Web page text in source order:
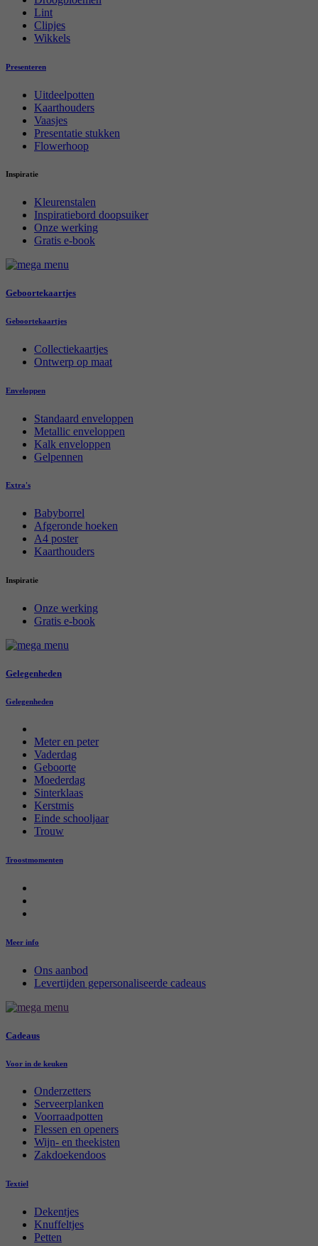
Lint
Clipjes
Wikkels
Presenteren
Uitdeelpotten
Kaarthouders
Vaasjes
Presentatie stukken
Flowerhoop
Inspiratie
Kleurenstalen
Inspiratiebord doopsuiker
Onze werking
Gratis e-book
Geboortekaartjes
Geboortekaartjes
Collectiekaartjes
Ontwerp op maat
Enveloppen
Standaard enveloppen
Metallic enveloppen
Kalk enveloppen
Gelpennen
Extra's
Babyborrel
Afgeronde hoeken
A4 poster
Kaarthouders
Inspiratie
Onze werking
Gratis e-book
Gelegenheden
Gelegenheden
Meter en peter
Vaderdag
Geboorte
Moederdag
Sinterklaas
Kerstmis
Einde schooljaar
Trouw
Troostmomenten
Meer info
Ons aanbod
Levertijden gepersonaliseerde cadeaus
Cadeaus
Voor in de keuken
Onderzetters
Serveerplanken
Voorraadpotten
Flessen en openers
Wijn- en theekisten
Zakdoekendoos
Textiel
Dekentjes
Knuffeltjes
Petten